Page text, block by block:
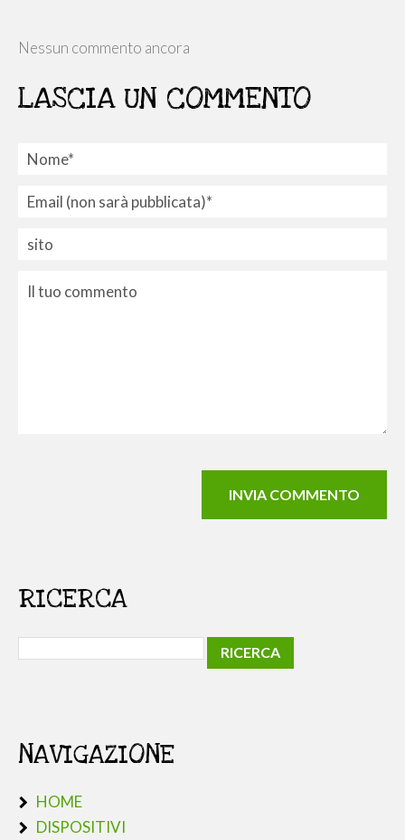
Nessun commento ancora
LASCIA UN COMMENTO
RICERCA
NAVIGAZIONE
HOME
DISPOSITIVI